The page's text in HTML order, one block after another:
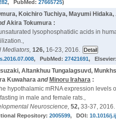
, PubMed: 27665725)
Koichiro Tuchiya, Mayumi
Akira Tokumura :
lysophosphatidic acids in
Mediators, 126, 16-23, 2016.
, PubMed: 27421691,
Altankhuu Tungalagsuvd,
Kuwaharaand Minoru Irahara:
hypothalamic mRNA expression levels
in male and female rats.,
Neuroscience, 52, 33-37, 2016.
Repository: 2005599, DOI: 10.1016/